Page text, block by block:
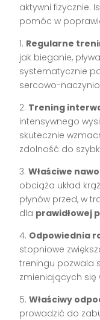
aktywni fizycznie.
pomóc w
1. Regularne
jak bieganie,
systematycznie
sercowo-
2. Trening
intensywnego
skutecznie
zdolność do
3.Właściwe
obciąża układ
płynów przed, w
dla prawidłowej
4. Odpowiednia
stopniowe
treningu pozwala
zmieniających się
5.Właściwy
prowadzić do